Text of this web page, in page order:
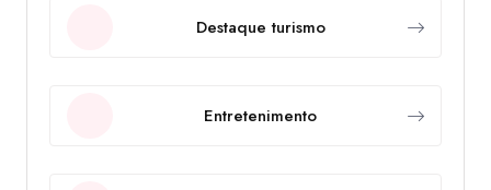
Destaque turismo
Entretenimento